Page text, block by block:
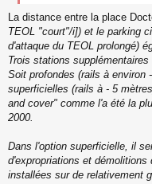
La distance entre la place
TEOL "court"/i]) et le parking
d'attaque du TEOL prolongé)
Trois stations supplémentaires
Soit profondes (rails à environ
superficielles (rails à - 5
and cover" comme l'a été la
2000.
Dans l'option superficielle, il
d'expropriations et
installées sur de relativement